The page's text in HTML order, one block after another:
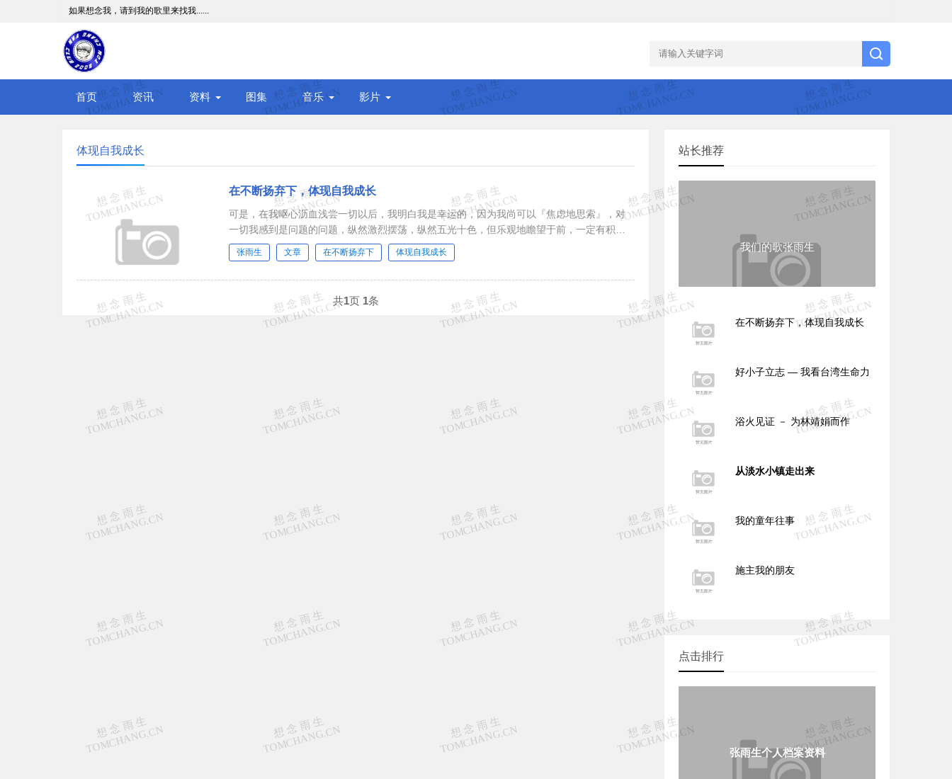
如果想念我，请到我的歌里来找我......
首页 资讯 资料 图集 音乐 影片
体现自我成长
在不断扬弃下，体现自我成长
可是，在我呕心沥血浅尝一切以后，我明白我是幸运的，因为我尚可以『焦虑地思索』，对
一切我感到是问题的问题，纵然激烈摆荡，纵然五光十色，但乐观地瞻望于前，一定有积极
的价值；同时，莫忘了我们困恼疑惑之际，正...
张雨生 文章 在不断扬弃下 体现自我成长
共1页 1条
站长推荐
我们的歌张雨生
在不断扬弃下，体现自我成长
好小子立志 — 我看台湾生命力
浴火见证 － 为林靖娟而作
从淡水小镇走出来
我的童年往事
施主我的朋友
点击排行
张雨生个人档案资料